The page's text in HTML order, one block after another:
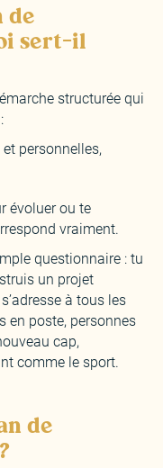
de
sert-il
structurée qui
personnelles,
évoluer ou te
vraiment.
questionnaire : tu
un projet
à tous les
en poste, personnes
cap,
comme le sport.
de